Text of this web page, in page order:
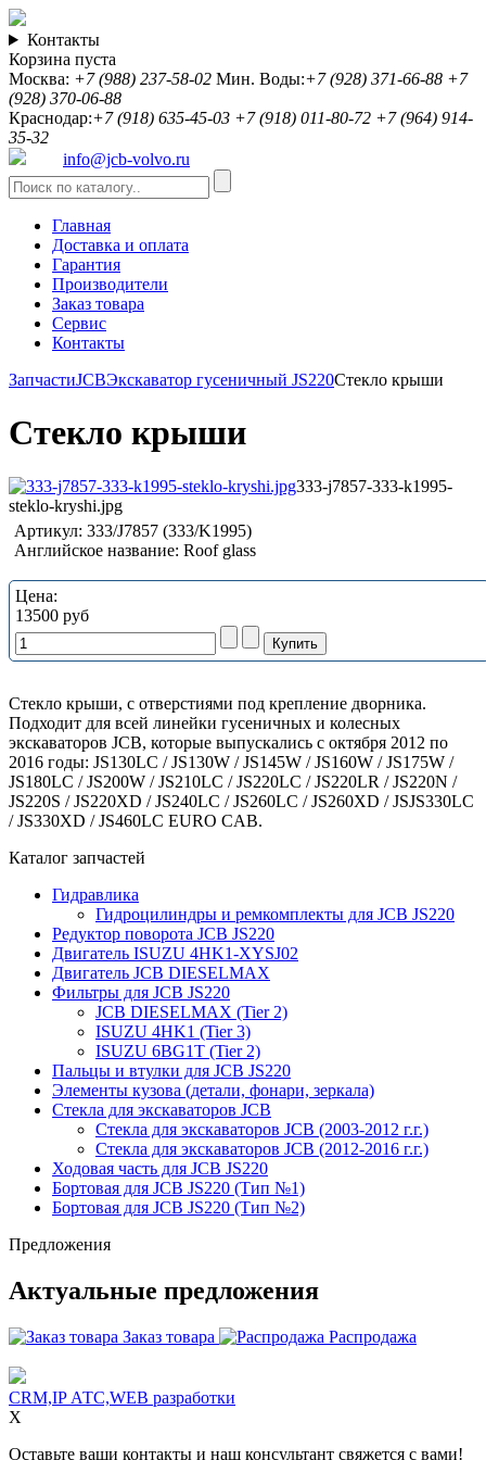
Контакты
Корзина пуста
Москва: +7 (988) 237-58-02 Мин. Воды:+7 (928) 371-66-88 +7
(928) 370-06-88
Краснодар:+7 (918) 635-45-03 +7 (918) 011-80-72 +7 (964) 914-
35-32
info@jcb-volvo.ru
Главная
Доставка и оплата
Гарантия
Производители
Заказ товара
Сервис
Контакты
ЗапчастиJCBЭкскаватор гусеничный JS220Стекло крыши
Стекло крыши
333-j7857-333-k1995-
steklo-kryshi.jpg
Артикул: 333/J7857 (333/K1995)
Английское название: Roof glass
Цена:
13500 руб
Стекло крыши, с отверстиями под крепление дворника.
Подходит для всей линейки гусеничных и колесных
экскаваторов JCB, которые выпускались с октября 2012 по
2016 годы: JS130LC / JS130W / JS145W / JS160W / JS175W /
JS180LC / JS200W / JS210LC / JS220LC / JS220LR / JS220N /
JS220S / JS220XD / JS240LC / JS260LC / JS260XD / JSJS330LC
/ JS330XD / JS460LC EURO CAB.
Каталог запчастей
Гидравлика
Гидроцилиндры и ремкомплекты для JCB JS220
Редуктор поворота JCB JS220
Двигатель ISUZU 4HK1-XYSJ02
Двигатель JCB DIESELMAX
Фильтры для JCB JS220
JCB DIESELMAX (Tier 2)
ISUZU 4HK1 (Tier 3)
ISUZU 6BG1T (Tier 2)
Пальцы и втулки для JCB JS220
Элементы кузова (детали, фонари, зеркала)
Стекла для экскаваторов JCB
Стекла для экскаваторов JCB (2003-2012 г.г.)
Стекла для экскаваторов JCB (2012-2016 г.г.)
Ходовая часть для JCB JS220
Бортовая для JCB JS220 (Тип №1)
Бортовая для JCB JS220 (Тип №2)
Предложения
Актуальные предложения
Заказ товара Распродажа
CRM,IP АТС,WEB разработки
X
Оставьте ваши контакты и наш консультант свяжется с вами!